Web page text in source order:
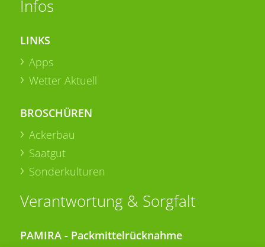
Infos
LINKS
Apps
Wetter Aktuell
BROSCHÜREN
Ackerbau
Saatgut
Sonderkulturen
Verantwortung & Sorgfalt
PAMIRA - Packmittelrücknahme